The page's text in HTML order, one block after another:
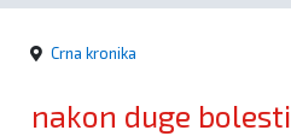
Crna kronika
nakon duge bolesti